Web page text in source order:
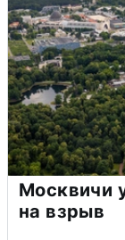
Москвичи
на взрыв